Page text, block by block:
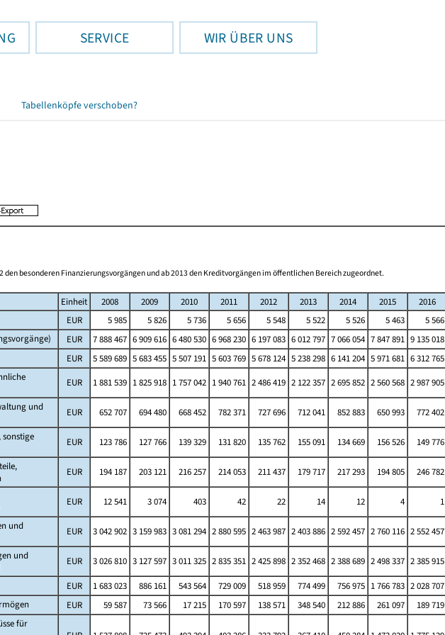
SERVICE WIR ÜBER UNS
Tabellenköpfe verschoben?
besonderen Finanzierungsvorgängen und ab 2013 den Kreditvorgängen im öffentlichen Bereich zugeordnet.
Einheit 2008 2009 2010 2011 2012 2013 2014 2015
2016
EUR 5 985 5 826 5 736 5 656 5 548 5 522 5 526 5 463
5 566
EUR 7 888 467 6 909 616 6 480 530 6 968 230 6 197 083 6 012 797 7 066 054 7 847 891 9 135 018
EUR 5 589 689 5 683 455 5 507 191 5 603 769 5 678 124 5 238 298 6 141 204 5 971 681 6 312 765
EUR 1 881 539 1 825 918 1 757 042 1 940 761 2 486 419 2 122 357 2 695 852 2 560 568 2 987 905
und
EUR 652 707 694 480 668 452 782 371 727 696 712 041 852 883 650 993
772 402
EUR 123 786 127 766 139 329 131 820 135 762 155 091 134 669 156 526
149 776
EUR 194 187 203 121 216 257 214 053 211 437 179 717 217 293 194 805
246 782
EUR 12 541 3 074 403 42 22 14 12 4
1
und
EUR 3 042 902 3 159 983 3 081 294 2 880 595 2 463 987 2 403 886 2 592 457 2 760 116 2 552 457
und
EUR 3 026 810 3 127 597 3 011 325 2 835 351 2 425 898 2 352 468 2 388 689 2 498 337 2 385 915
EUR 1 683 023 886 161 543 564 729 009 518 959 774 499 756 975 1 766 783 2 028 707
EUR 59 587 73 566 17 215 170 597 138 571 348 540 212 886 261 097
189 719
für